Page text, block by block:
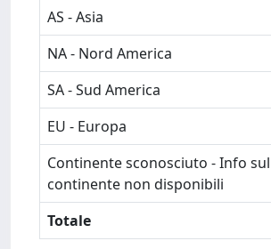
AS - Asia
NA - Nord America
SA - Sud America
EU - Europa
Continente sconosciuto - Info sul
continente non disponibili
Totale